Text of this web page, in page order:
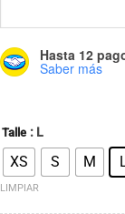
Hasta 12
Saber más
Talle : L
XS S M
LIMPIAR